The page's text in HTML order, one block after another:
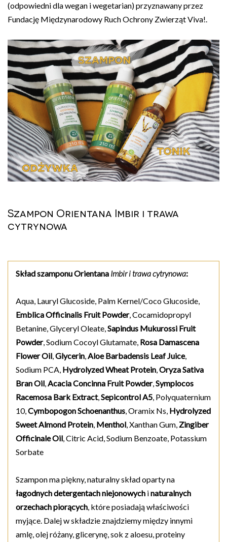
(odpowiedni dla wegan i wegetarian) przyznawany przez
Fundację Międzynarodowy Ruch Ochrony Zwierząt Viva!.
Szampon Orientana Imbir i trawa
cytrynowa
Skład szamponu Orientana Imbir i trawa cytrynowa:
Aqua, Lauryl Glucoside, Palm Kernel/Coco Glucoside,
Emblica Officinalis Fruit Powder, Cocamidopropyl
Betanine, Glyceryl Oleate,Sapindus Mukurossi Fruit
Powder, Sodium Cocoyl Glutamate, Rosa Damascena
Flower Oil,Glycerin,Aloe Barbadensis Leaf Juice,
Sodium PCA, Hydrolyzed Wheat Protein,Oryza Sativa
Bran Oil,Acacia Concinna Fruit Powder,Symplocos
Racemosa Bark Extract,Sepicontrol A5, Polyquaternium
10,Cymbopogon Schoenanthus, Oramix Ns, Hydrolyzed
Sweet Almond Protein, Menthol, Xanthan Gum,Zingiber
Officinale Oil, Citric Acid, Sodium Benzoate, Potassium
Sorbate
Szampon ma piękny, naturalny skład oparty na
łagodnych detergentach niejonowych inaturalnych
orzechach piorących, które posiadają właściwości
myjące. Dalej w składzie znajdziemy między innymi
amlę, olej różany, glicerynę, sok z aloesu, proteiny